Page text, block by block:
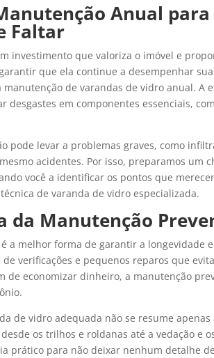
Anual
Faltar
investimento que valoriza o imóvel e
que ela continue a desempenhar
de varandas de vidro anual. A
desgastes em componentes essenciais,
pode levar a problemas graves, como
acidentes. Por isso, preparamos um
você a identificar os pontos que
de varanda de vidro especializada.
da Manutenção
a melhor forma de garantir a longevidade
de verificações e pequenos reparos que
de economizar dinheiro, a manutenção
de vidro adequada não se resume
os trilhos e roldanas até a vedação e
prático para não deixar nenhum detalhe